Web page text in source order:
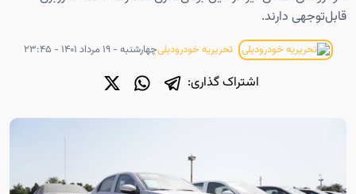
قابل‌توجهی دارند.
تحریریه خودرودیلیچهارشنبه - ۱۹ مرداد ۱۴۰۱ - ۲۳:۴۵
اشتراک گذاری: